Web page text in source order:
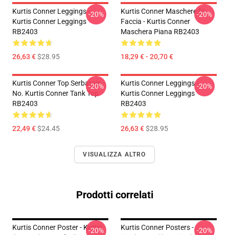
Kurtis Conner Leggings -
Kurtis Conner Leggings
RB2403
26,63 €$28.95
-20%
Kurtis Conner Maschere Di
Faccia - Kurtis Conner
Maschera Piana RB2403
18,29 € - 20,70 €
-20%
Kurtis Conner Top Serbatoio -
No. Kurtis Conner Tank Top
RB2403
22,49 €$24.45
-20%
Kurtis Conner Leggings -
Kurtis Conner Leggings
RB2403
26,63 €$28.95
-20%
VISUALIZZA ALTRO
Prodotti correlati
Kurtis Conner Poster - Kurtis
-20%
Kurtis Conner Posters - -20%